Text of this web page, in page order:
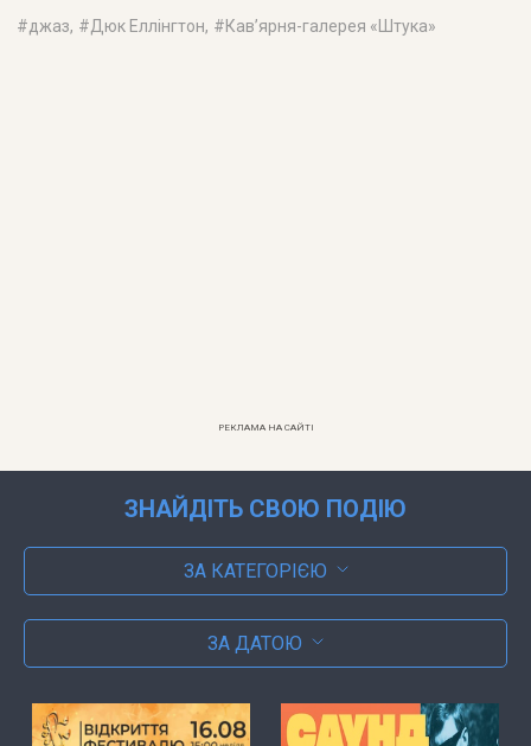
#джаз, #Дюк Еллінгтон, #Кав’ярня-галерея «Штука»
РЕКЛАМА НА САЙТІ
ЗНАЙДІТЬ СВОЮ ПОДІЮ
ЗА КАТЕГОРІЄЮ
ЗА ДАТОЮ